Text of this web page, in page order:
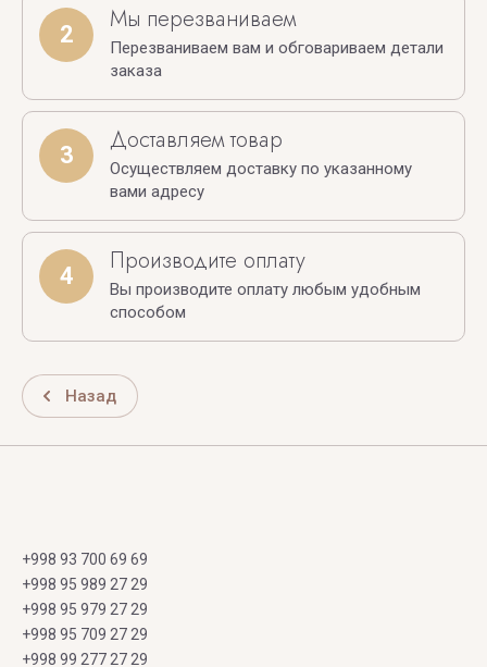
2 Мы перезваниваем
Перезваниваем вам и обговариваем детали
заказа
3 Доставляем товар
Осуществляем доставку по указанному
вами адресу
4 Производите оплату
Вы производите оплату любым удобным
способом
Назад
+998 93 700 69 69
+998 95 989 27 29
+998 95 979 27 29
+998 95 709 27 29
+998 99 277 27 29